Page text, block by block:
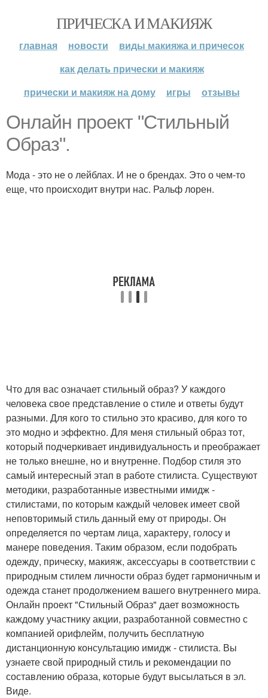
ПРИЧЕСКА И МАКИЯЖ
главная новости
виды макияжа и причесок
как делать прически и макияж
прически и макияж на дому
игры отзывы
Онлайн проект "Стильный
Образ".
Мода - это не о лейблах. И не о брендах. Это о чем-то
еще, что происходит внутри нас. Ральф лорен.
Что для вас означает стильный образ? У каждого
человека свое представление о стиле и ответы будут
разными. Для кого то стильно это красиво, для кого то
это модно и эффектно. Для меня стильный образ тот,
который подчеркивает индивидуальность и преображает
не только внешне, но и внутренне. Подбор стиля это
самый интересный этап в работе стилиста. Существуют
методики, разработанные известными имидж -
стилистами, по которым каждый человек имеет свой
неповторимый стиль данный ему от природы. Он
определяется по чертам лица, характеру, голосу и
манере поведения. Таким образом, если подобрать
одежду, прическу, макияж, аксессуары в соответствии с
природным стилем личности образ будет гармоничным и
одежда станет продолжением вашего внутреннего мира.
Онлайн проект "Стильный Образ" дает возможность
каждому участнику акции, разработанной совместно с
компанией орифлейм, получить бесплатную
дистанционную консультацию имидж - стилиста. Вы
узнаете свой природный стиль и рекомендации по
составлению образа, которые будут высылаться в эл.
Виде.